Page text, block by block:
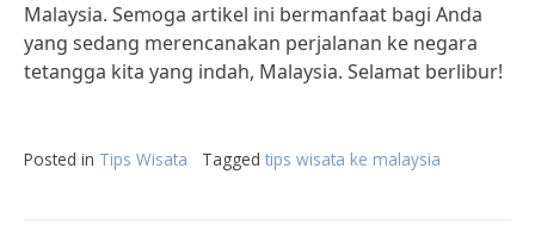
Malaysia. Semoga artikel ini bermanfaat bagi Anda
yang sedang merencanakan perjalanan ke negara
tetangga kita yang indah, Malaysia. Selamat berlibur!
Posted in Tips Wisata Tagged tips wisata ke malaysia